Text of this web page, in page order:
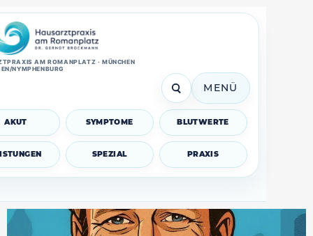
AM ROMANPLATZ · MÜNCHEN
NYMPHENBURG
AKUT SYMPTOME BLUTWERTE
SPEZIAL PRAXIS
MENÜ
Zähneknirschen